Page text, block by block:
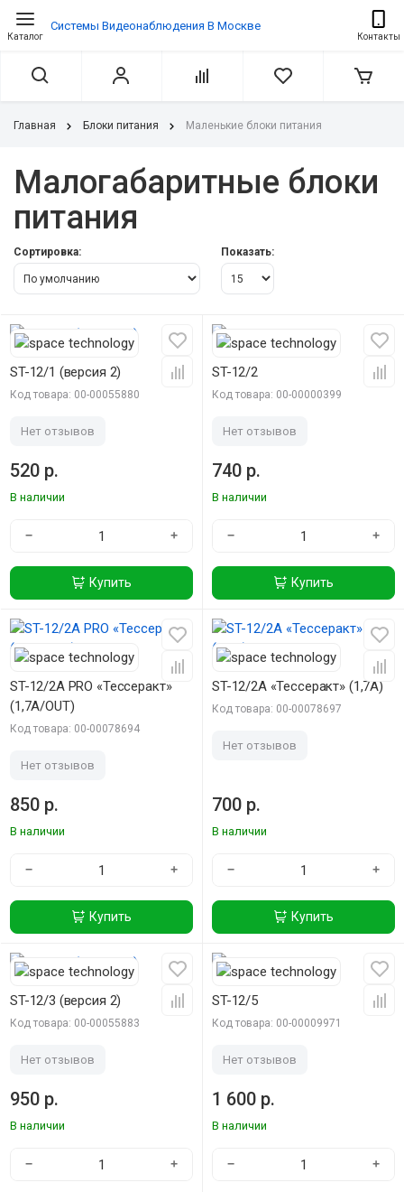
Каталог
Системы Видеонаблюдения В Москве
Контакты
Главная Блоки питания Маленькие блоки питания
Малогабаритные блоки
питания
Сортировка: Показать:
ST-12/1 (версия 2)
Код товара: 00-00055880
Нет отзывов
520 р.
В наличии
− +
Купить
ST-12/2
Код товара: 00-00000399
Нет отзывов
740 р.
В наличии
− +
Купить
ST-12/2А PRO «Тессеракт»
(1,7А/OUT)
Код товара: 00-00078694
Нет отзывов
850 р.
В наличии
− +
Купить
ST-12/2А «Тессеракт» (1,7А)
Код товара: 00-00078697
Нет отзывов
700 р.
В наличии
− +
Купить
ST-12/3 (версия 2)
Код товара: 00-00055883
Нет отзывов
950 р.
В наличии
− +
ST-12/5
Код товара: 00-00009971
Нет отзывов
1 600 р.
В наличии
− +